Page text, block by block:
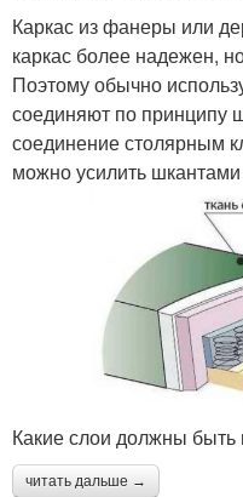
Каркас из фанеры или
каркас более надежен,
Поэтому обычно
соединяют по принципу
соединение столярным
можно усилить
Какие слои должны быть
читать дальше →